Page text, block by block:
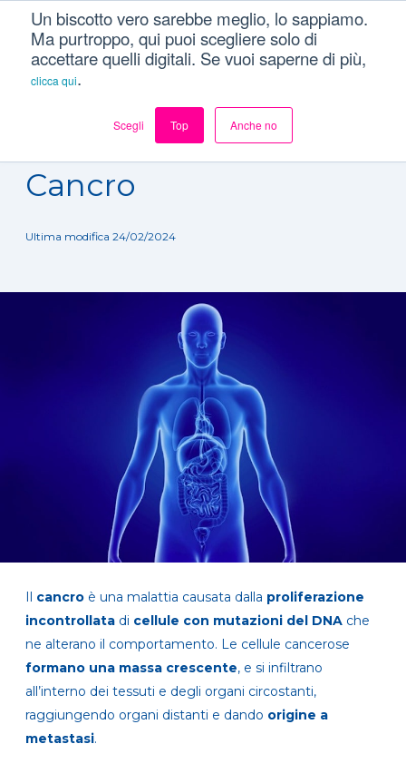
Un biscotto vero sarebbe meglio, lo sappiamo.
Ma purtroppo, qui puoi scegliere solo di
accettare quelli digitali. Se vuoi saperne di più,
clicca qui.
Scegli Top Anche no
Patologie/ Cancro
Cancro
Ultima modifica 24/02/2024
cancro è una malattia causata dalla proliferazione
incontrollata di cellule con mutazioni del DNA che
ne alterano il comportamento. Le cellule cancerose
formano una massa crescente, e si infiltrano
all’interno dei tessuti e degli organi circostanti,
raggiungendo organi distanti e dando origine a
metastasi.